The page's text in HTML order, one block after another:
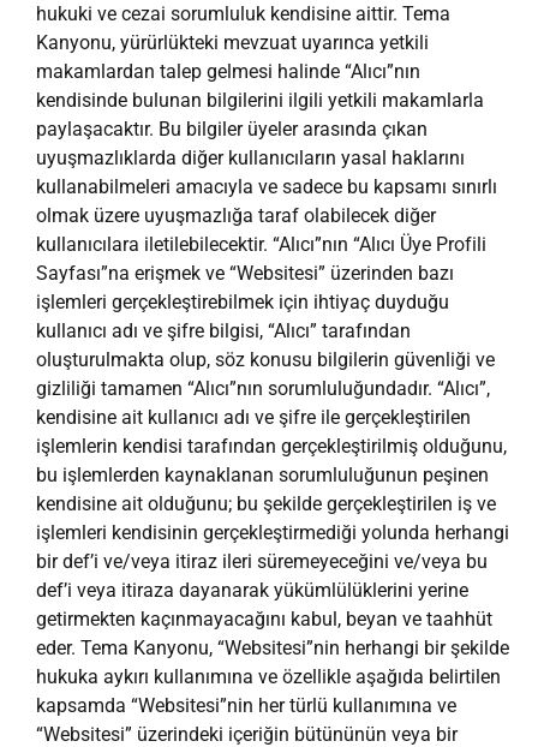
hukuki ve cezai sorumluluk kendisine aittir. Tema
Kanyonu, yürürlükteki mevzuat uyarınca yetkili
makamlardan talep gelmesi halinde “Alıcı”nın
kendisinde bulunan bilgilerini ilgili yetkili makamlarla
paylaşacaktır. Bu bilgiler üyeler arasında çıkan
uyuşmazlıklarda diğer kullanıcıların yasal haklarını
kullanabilmeleri amacıyla ve sadece bu kapsamı sınırlı
olmak üzere uyuşmazlığa taraf olabilecek diğer
kullanıcılara iletilebilecektir. “Alıcı”nın “Alıcı Üye Profili
Sayfası”na erişmek ve “Websitesi” üzerinden bazı
işlemleri gerçekleştirebilmek için ihtiyaç duyduğu
kullanıcı adı ve şifre bilgisi, “Alıcı” tarafından
oluşturulmakta olup, söz konusu bilgilerin güvenliği ve
gizliliği tamamen “Alıcı”nın sorumluluğundadır. “Alıcı”,
kendisine ait kullanıcı adı ve şifre ile gerçekleştirilen
işlemlerin kendisi tarafından gerçekleştirilmiş olduğunu,
bu işlemlerden kaynaklanan sorumluluğunun peşinen
kendisine ait olduğunu; bu şekilde gerçekleştirilen iş ve
işlemleri kendisinin gerçekleştirmediği yolunda herhangi
bir def’i ve/veya itiraz ileri süremeyeceğini ve/veya bu
def’i veya itiraza dayanarak yükümlülüklerini yerine
getirmekten kaçınmayacağını kabul, beyan ve taahhüt
eder. Tema Kanyonu, “Websitesi”nin herhangi bir şekilde
hukuka aykırı kullanımına ve özellikle aşağıda belirtilen
kapsamda “Websitesi”nin her türlü kullanımına ve
“Websitesi” üzerindeki içeriğin bütününün veya bir